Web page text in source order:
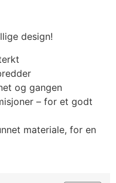
design!
og gangen
– for et godt
materiale, for en